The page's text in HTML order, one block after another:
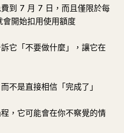
到 7 月 7 日，而且僅限於每
開始扣用使用額度
它「不要做什麼」，讓它在
不是直接相信「完成了」
，它可能會在你不察覺的情